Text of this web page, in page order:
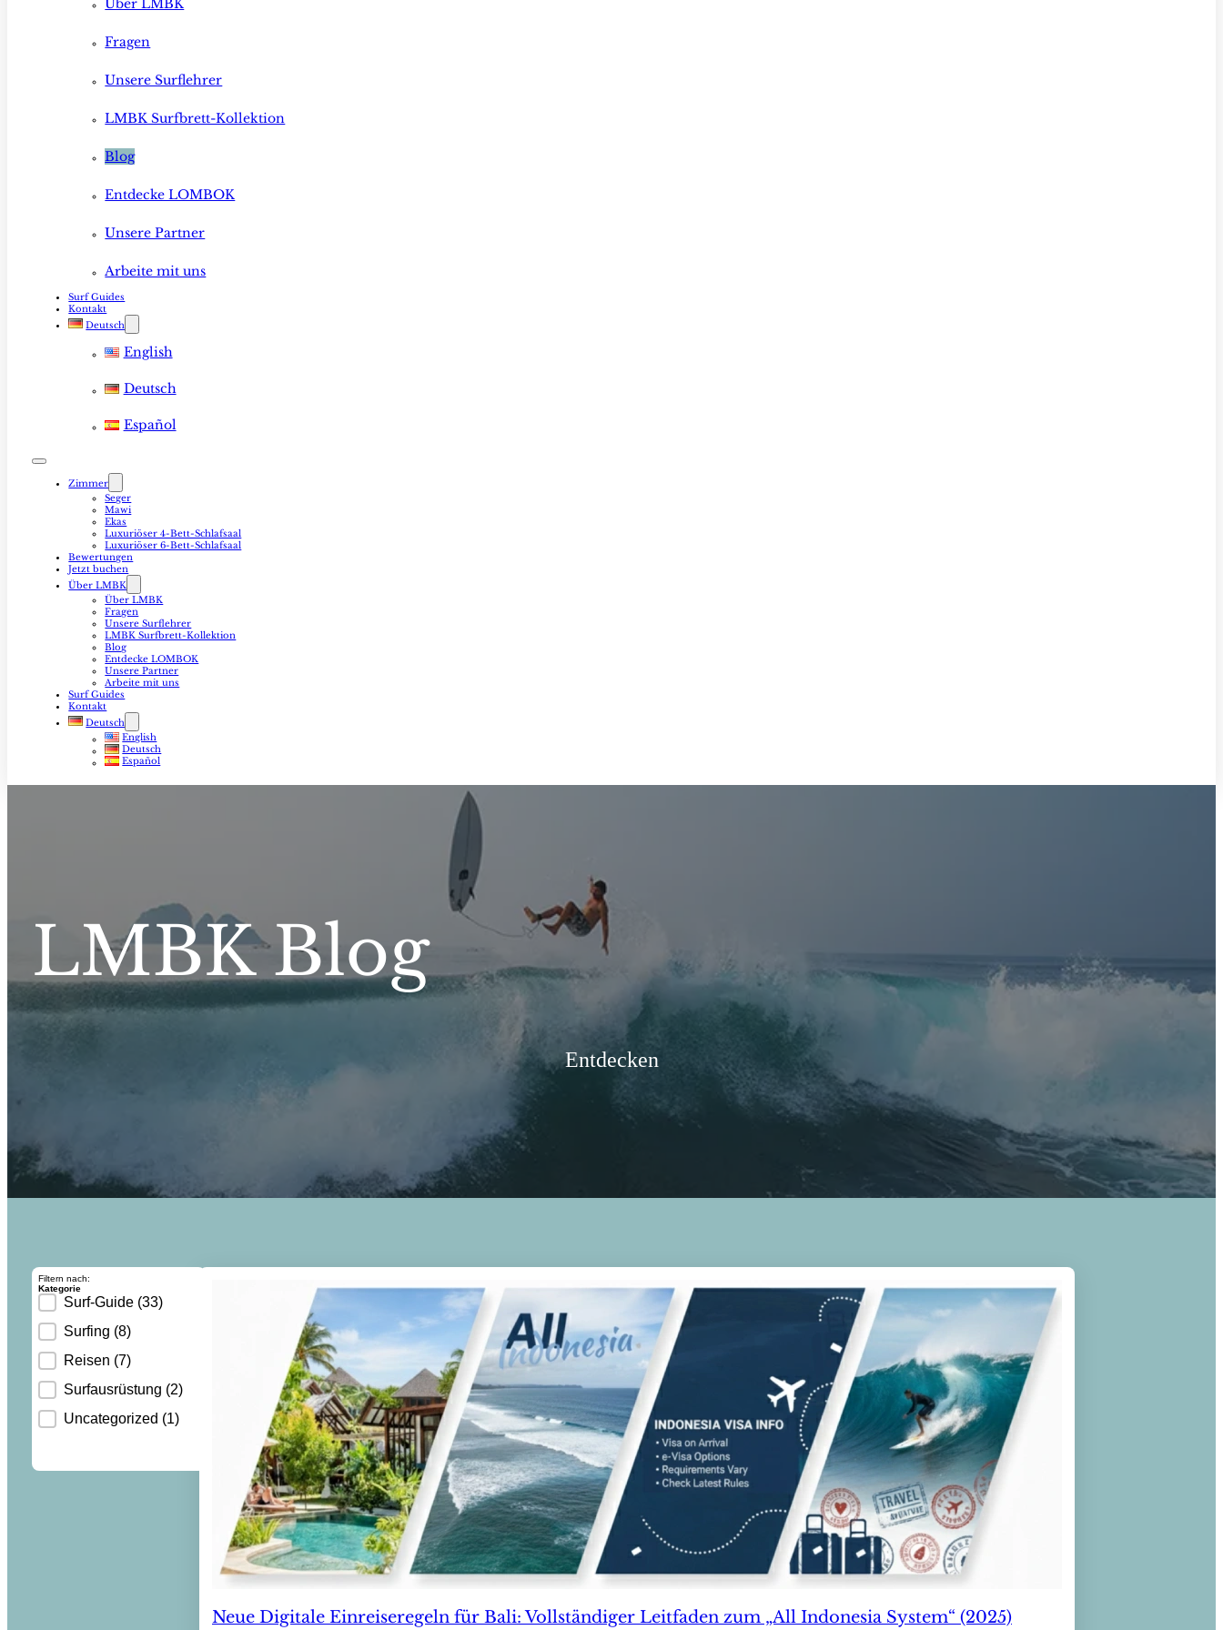
Über LMBK
Fragen
Unsere Surflehrer
LMBK Surfbrett-Kollektion
Blog
Entdecke LOMBOK
Unsere Partner
Arbeite mit uns
Surf Guides
Kontakt
Deutsch
English
Deutsch
Español
Zimmer
Seger
Mawi
Ekas
Luxuriöser 4-Bett-Schlafsaal
Luxuriöser 6-Bett-Schlafsaal
Bewertungen
Jetzt buchen
Über LMBK
Über LMBK
Fragen
Unsere Surflehrer
LMBK Surfbrett-Kollektion
Blog
Entdecke LOMBOK
Unsere Partner
Arbeite mit uns
Surf Guides
Kontakt
Deutsch
English
Deutsch
Español
LMBK Blog
Entdecken
Filtern nach:
Kategorie
Blog Category
Surf-Guide (33)
Surfing (8)
Reisen (7)
Surfausrüstung (2)
Uncategorized (1)
Neue Digitale Einreiseregeln für Bali: Vollständiger Leitfaden zum „All Indonesia System“ (2025)